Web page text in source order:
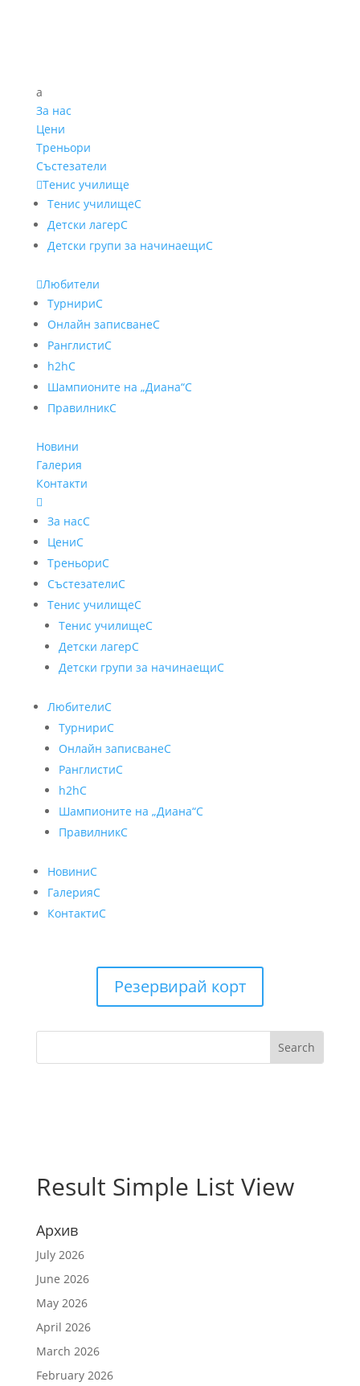
a
За нас
Цени
Треньори
Състезатели
Тенис училище
Тенис училищеC
Детски лагерC
Детски групи за начинаещиC
Любители
ТурнириC
Онлайн записванеC
РанглистиC
h2hC
Шампионите на „Диана“C
ПравилникC
Новини
Галерия
Контакти

За насC
ЦениC
ТреньориC
СъстезателиC
Тенис училищеC
Тенис училищеC
Детски лагерC
Детски групи за начинаещиC
ЛюбителиC
ТурнириC
Онлайн записванеC
РанглистиC
h2hC
Шампионите на „Диана“C
ПравилникC
НовиниC
ГалерияC
КонтактиC
Резервирай корт
Result Simple List View
Архив
July 2026
June 2026
May 2026
April 2026
March 2026
February 2026